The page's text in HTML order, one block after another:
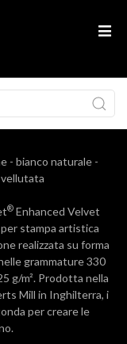
- bianco naturale -
® Enhanced Velvet
stampa artistica
realizzata su forma
grammature 330
g/m². Prodotta nella
Mill in Inghilterra, i
per creare le